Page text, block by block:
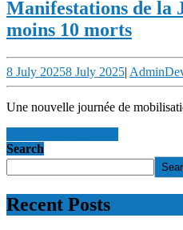
Manifestations de la
moins 10 morts
8 July 20258 July 2025|
Une nouvelle journée de
Search
Recent Posts